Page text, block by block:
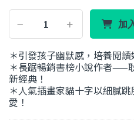
加
＊引發孩子幽默感，培養閱讀
＊長踞暢銷書榜小說作者——
新經典！
＊人氣插畫家貓十字以細膩
愛！